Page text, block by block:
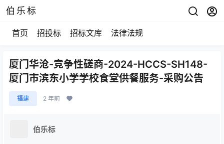
伯乐标
首页 招投标 招标文库 法律法规
厦门华沧-竞争性磋商-2024-HCCS-SH148-
厦门市滨东小学学校食堂供餐服务-采购公告
福建 2 年前
伯乐标